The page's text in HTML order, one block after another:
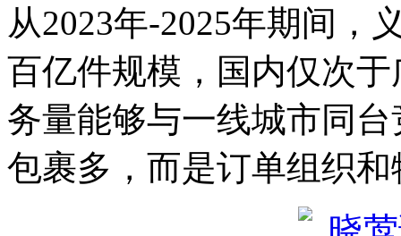
从2023年-2025年期间，
百亿件规模，国内仅次
务量能够与一线城市同
包裹多，而是订单组织